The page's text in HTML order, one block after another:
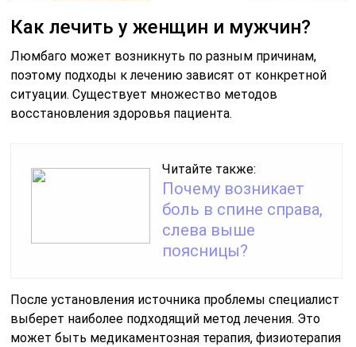
Как лечить у женщин и мужчин?
Люмбаго может возникнуть по разным причинам,
поэтому подходы к лечению зависят от конкретной
ситуации. Существует множество методов
восстановления здоровья пациента.
Читайте также:
Почему возникает
боль в спине справа,
слева выше
поясницы?
После установления источника проблемы специалист
выберет наиболее подходящий метод лечения. Это
может быть медикаментозная терапия, физиотерапия